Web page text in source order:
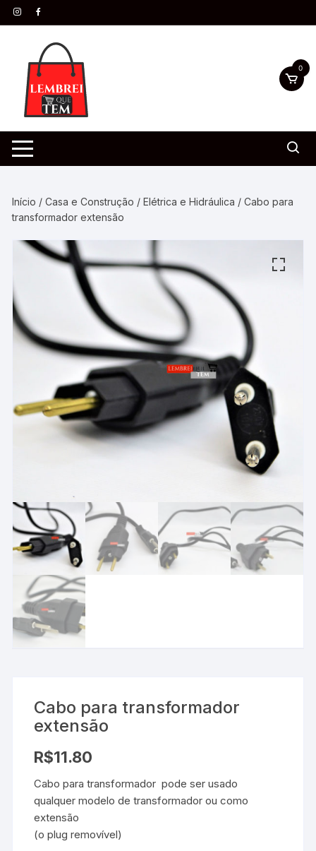
0
Início /Casa e Construção /Elétrica e Hidráulica / Cabo para
transformador extensão
Cabo para transformador
extensão
R$11.80
Cabo para transformador pode ser usado
qualquer modelo de transformador ou como
extensão
(o plug removível)